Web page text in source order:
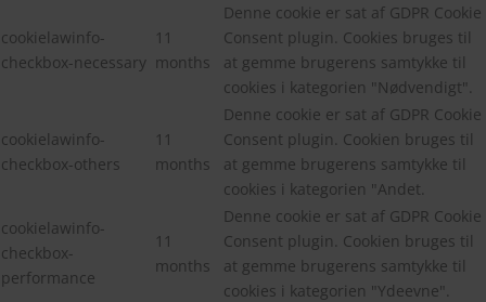
cookielawinfo-
checkbox-necessary
11
months
Denne cookie er sat af GDPR Cookie
Consent plugin. Cookies bruges til
at gemme brugerens samtykke til
cookies i kategorien "Nødvendigt".
cookielawinfo-
checkbox-others
11
months
Denne cookie er sat af GDPR Cookie
Consent plugin. Cookien bruges til
at gemme brugerens samtykke til
cookies i kategorien "Andet.
cookielawinfo-
checkbox-
performance
11
months
Denne cookie er sat af GDPR Cookie
Consent plugin. Cookien bruges til
at gemme brugerens samtykke til
cookies i kategorien "Ydeevne".